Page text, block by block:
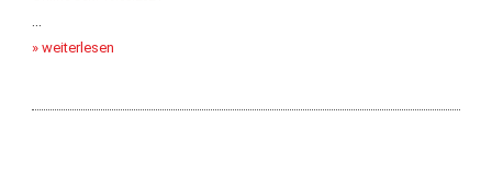
...
» weiterlesen